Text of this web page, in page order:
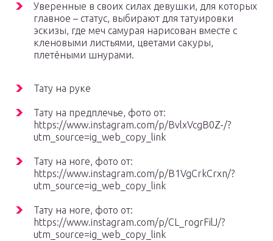
Уверенные в своих силах девушки, для которых
главное – статус, выбирают для татуировки
эскизы, где меч самурая нарисован вместе с
кленовыми листьями, цветами сакуры,
плетёными шнурами.
Тату на руке
Тату на предплечье, фото от:
https://www.instagram.com/p/BvlxVcgB0Z-/?
utm_source=ig_web_copy_link
Тату на ноге, фото от:
https://www.instagram.com/p/B1VgCrkCrxn/?
utm_source=ig_web_copy_link
Тату на ноге, фото от:
https://www.instagram.com/p/CL_rogrFilJ/?
utm_source=ig_web_copy_link